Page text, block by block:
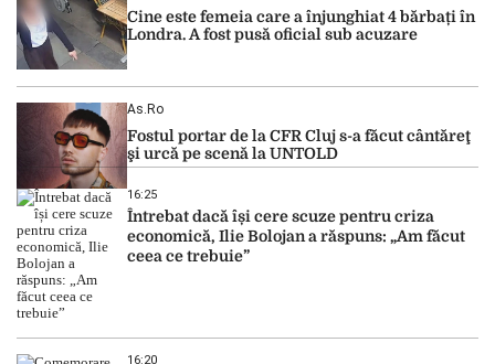
Cine este femeia care a înjunghiat 4 bărbați în
Londra. A fost pusă oficial sub acuzare
As.ro
Fostul portar de la CFR Cluj s-a făcut cântăreţ
şi urcă pe scenă la UNTOLD
16:25
Întrebat dacă își cere scuze pentru criza
economică, Ilie Bolojan a răspuns: „Am făcut
ceea ce trebuie”
16:20